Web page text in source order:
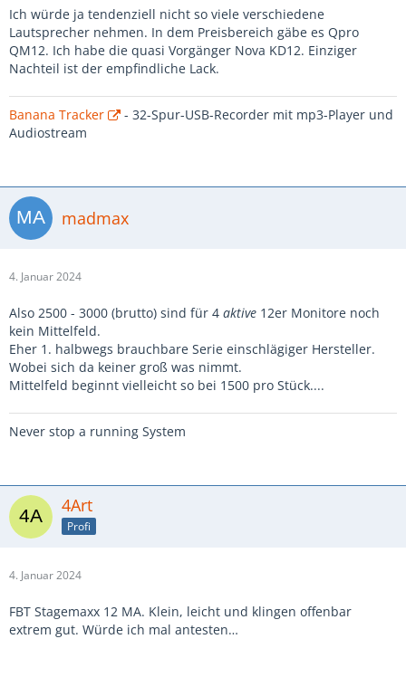
Ich würde ja tendenziell nicht so viele verschiedene
Lautsprecher nehmen. In dem Preisbereich gäbe es Qpro
QM12. Ich habe die quasi Vorgänger Nova KD12. Einziger
Nachteil ist der empfindliche Lack.
Banana Tracker
- 32-Spur-USB-Recorder mit mp3-Player und
Audiostream
madmax
4. Januar 2024
Also 2500 - 3000 (brutto) sind für 4 aktive 12er Monitore noch
kein Mittelfeld.
Eher 1. halbwegs brauchbare Serie einschlägiger Hersteller.
Wobei sich da keiner groß was nimmt.
Mittelfeld beginnt vielleicht so bei 1500 pro Stück....
Never stop a running System
4Art
Profi
4. Januar 2024
FBT Stagemaxx 12 MA. Klein, leicht und klingen offenbar
extrem gut. Würde ich mal antesten…